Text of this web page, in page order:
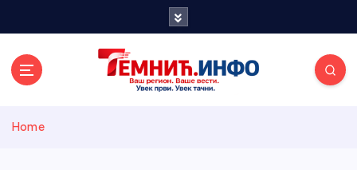
Home